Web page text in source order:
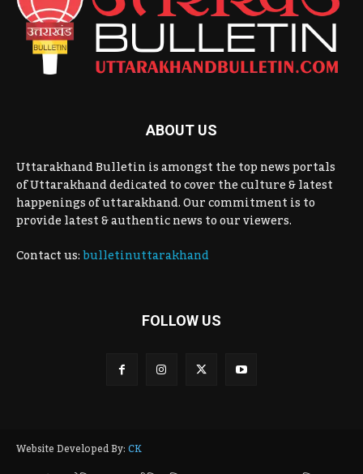
ABOUT US
Uttarakhand Bulletin is amongst the top news portals
of Uttarakhand dedicated to cover the culture & latest
happenings of uttarakhand. Our commitment is to
provide latest & authentic news to our viewers.
Contact us:bulletinuttarakhand
FOLLOW US
Website Developed By:CK